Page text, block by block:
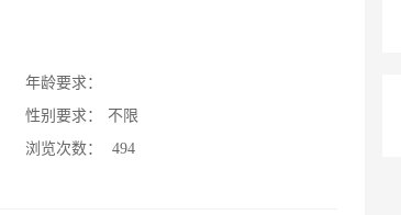
年龄要求：
性别要求：
不限
浏览次数：
494